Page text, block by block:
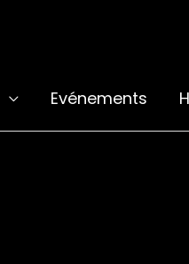
Evénements